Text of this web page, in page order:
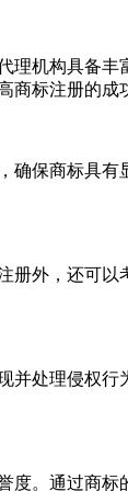
机构具备
标注册的成
保商标具
外，还可以
处理侵权
。通过商